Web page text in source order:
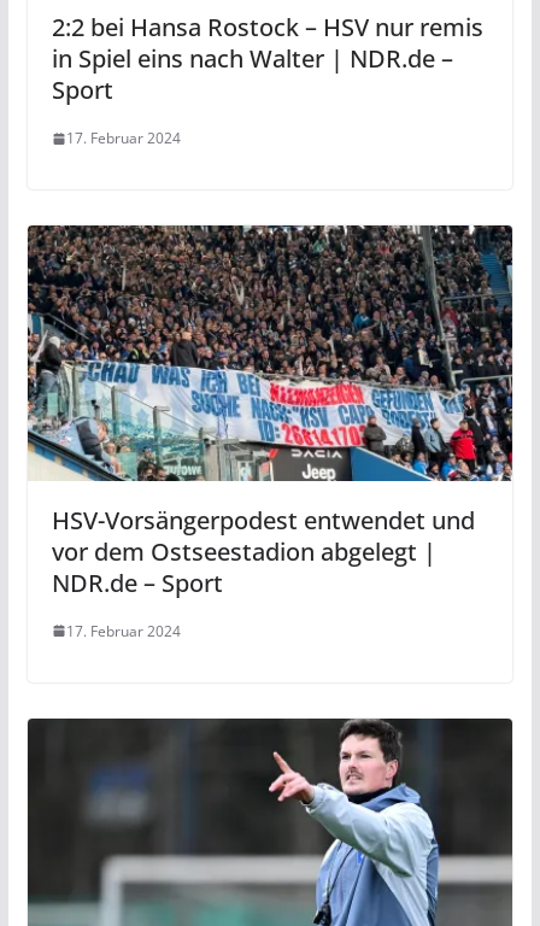
2:2 bei Hansa Rostock – HSV nur remis
in Spiel eins nach Walter | NDR.de –
Sport
17. Februar 2024
HSV-Vorsängerpodest entwendet und
vor dem Ostseestadion abgelegt |
NDR.de – Sport
17. Februar 2024